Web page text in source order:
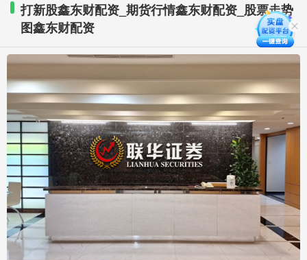
打新股鑫东财配资_期货行情鑫东财配资_股票走势
图鑫东财配资